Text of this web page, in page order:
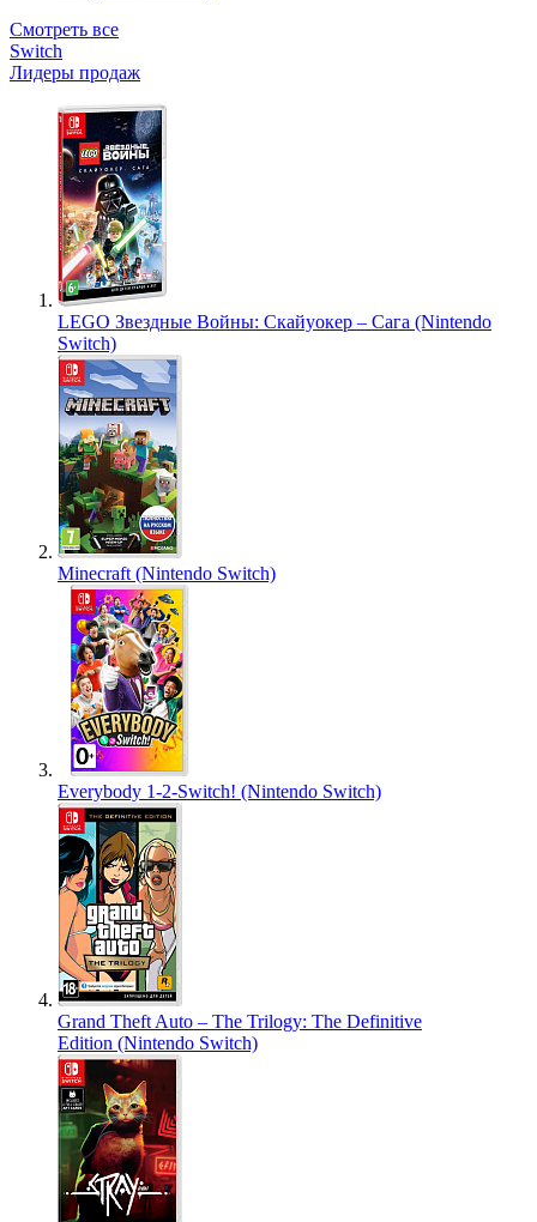
Смотреть все
Switch
Лидеры продаж
LEGO Звездные Войны: Скайуокер – Сага (Nintendo
Switch)
Minecraft (Nintendo Switch)
Everybody 1-2-Switch! (Nintendo Switch)
Grand Theft Auto – The Trilogy: The Definitive
Edition (Nintendo Switch)